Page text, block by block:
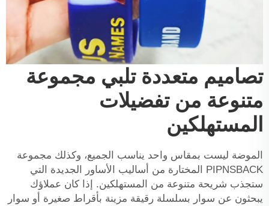
تصاميم متعددة تلبي مجموعة
متنوعة من تفضيلات
المستهلكين
الموضة ليست بمقاس واحد يناسب الجميع، وكذلك مجموعة
PIPNSBACK المختارة من أساليب الأساور الجديدة التي
ستجذب شريحة متنوعة من المستهلكين. إذا كان عملاؤك
يبحثون عن سوار بسلسلة رقيقة مزينة بأقراط صغيرة أو سوار